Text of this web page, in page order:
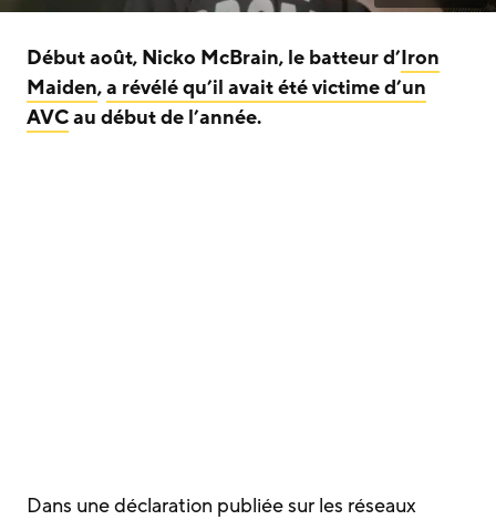
Début août, Nicko McBrain, le batteur d’Iron
Maiden,a révélé qu’il avait été victime d’un
AVCau début de l’année.
Dans une déclaration publiée sur les réseaux